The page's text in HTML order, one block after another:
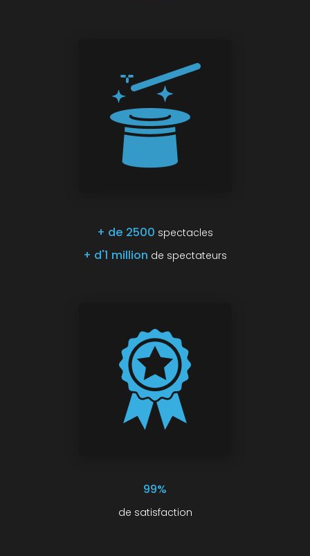
+ de 2500 spectacles
+ d'1 million de spectateurs
99%
de satisfaction